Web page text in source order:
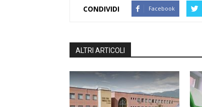
CONDIVIDI Facebook
ALTRI ARTICOLI